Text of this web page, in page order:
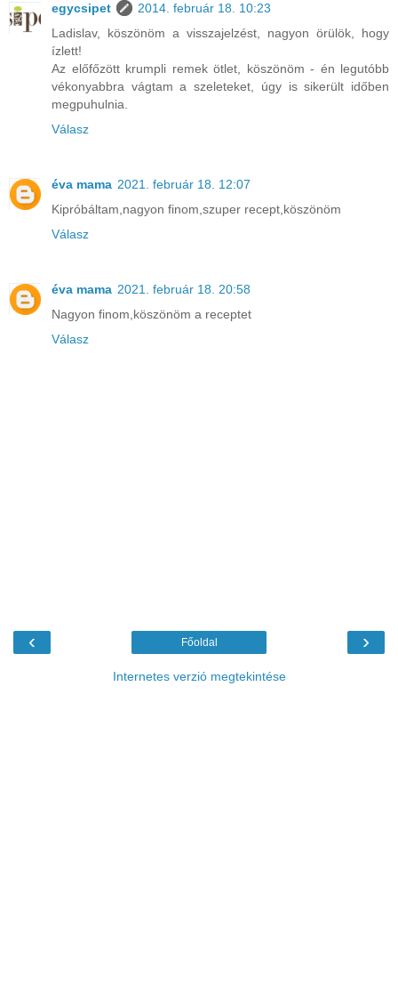
egycsipet
2014. február 18. 10:23
Ladislav, köszönöm a visszajelzést, nagyon örülök, hogy
ízlett!
Az előfőzött krumpli remek ötlet, köszönöm - én legutóbb
vékonyabbra vágtam a szeleteket, úgy is sikerült időben
megpuhulnia.
Válasz
éva mama 2021. február 18. 12:07
Kipróbáltam,nagyon finom,szuper recept,köszönöm
Válasz
éva mama 2021. február 18. 20:58
Nagyon finom,köszönöm a receptet
Válasz
‹ ›
Főoldal
Internetes verzió megtekintése